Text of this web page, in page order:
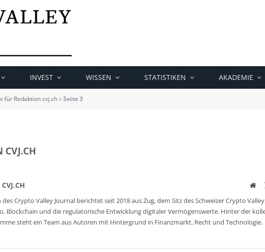
INVEST WISSEN STATISTIKEN AKADEMIE
für Redaktion cvj.ch»Seite 3
CVJ.CH
des Crypto Valley Journal berichtet seit 2018 aus Zug, dem Sitz des Schweizer Crypto
Blockchain und die regulatorische Entwicklung digitaler Vermögenswerte. Hinter der
steht ein Team aus Autoren mit Hintergrund in Finanzmarkt, Recht und Technologie.